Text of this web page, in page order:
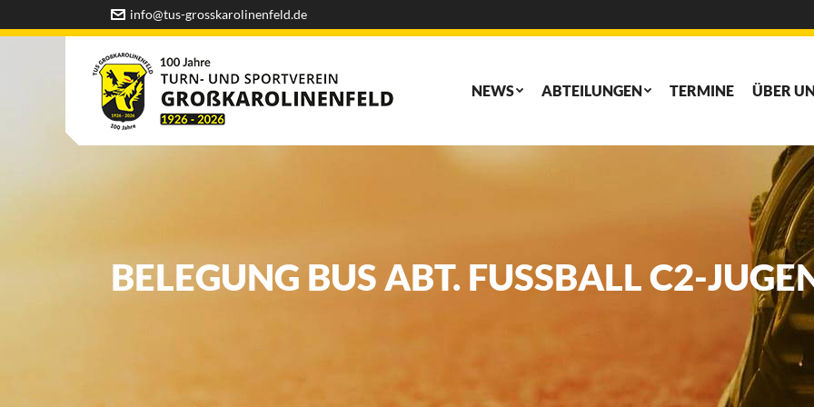
info@tus-grosskarolinenfeld.de
NEWS ABTEILUNGEN TERMINE ÜBER
BELEGUNG BUS ABT. FUSSBALL C2-